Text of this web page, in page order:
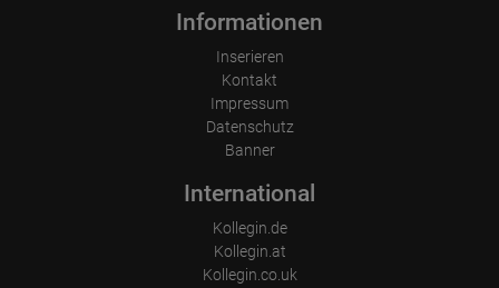
Informationen
Inserieren
Kontakt
Impressum
Datenschutz
Banner
International
Kollegin.de
Kollegin.at
Kollegin.co.uk